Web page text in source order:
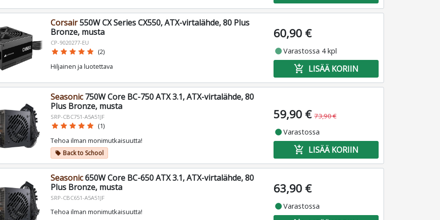
Corsair550W CX Series CX550, ATX-virtalähde, 80 Plus
Bronze, musta
CP-9020277-EU
star star star star star (2)
Hiljainen ja luotettava
60,90 €
fiber_manual_recordVarastossa 4 kpl
add_shopping_cart LISÄÄ KORIIN
Seasonic750W Core BC-750 ATX 3.1, ATX-virtalähde, 80
Plus Bronze, musta
SRP-CBC751-A5A51JF
star star star star star (1)
Tehoa ilman monimutkaisuutta!
local_offer Back to School
59,90 € 73,90 €
fiber_manual_recordVarastossa
add_shopping_cart LISÄÄ KORIIN
Seasonic650W Core BC-650 ATX 3.1, ATX-virtalähde, 80
Plus Bronze, musta
SRP-CBC651-A5A51JF
Tehoa ilman monimutkaisuutta!
63,90 €
fiber_manual_recordVarastossa